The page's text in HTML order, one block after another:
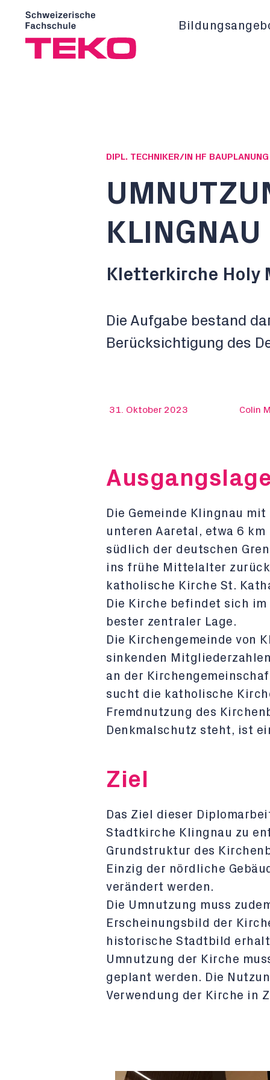
DIPL. TECHNIKER/IN HF
KLINGNAU
Kletterkirche Holy
Die Aufgabe bestand
Berücksichtigung des
31. Oktober 2023 Colin
Die Gemeinde Klingnau
unteren Aaretal, etwa 6
südlich der deutschen
ins frühe Mittelalter
katholische Kirche St.
Die Kirche befindet sich
bester zentraler Lage.
Die Kirchengemeinde von
sinkenden
an der
sucht die katholische
Fremdnutzung des
Denkmalschutz steht, ist
Ziel
Das Ziel dieser
Stadtkirche Klingnau zu
Grundstruktur des
Einzig der nördliche
verändert werden.
Die Umnutzung muss
Erscheinungsbild der
historische Stadtbild
Umnutzung der Kirche
geplant werden. Die
Verwendung der Kirche in